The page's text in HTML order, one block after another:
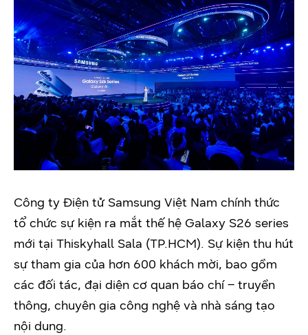
Công ty Điện tử Samsung Việt Nam chính thức
tổ chức sự kiện ra mắt thế hệ Galaxy S26 series
mới tại Thiskyhall Sala (TP.HCM). Sự kiện thu hút
sự tham gia của hơn 600 khách mời, bao gồm
các đối tác, đại diện cơ quan báo chí – truyền
thông, chuyên gia công nghệ và nhà sáng tạo
nội dung.